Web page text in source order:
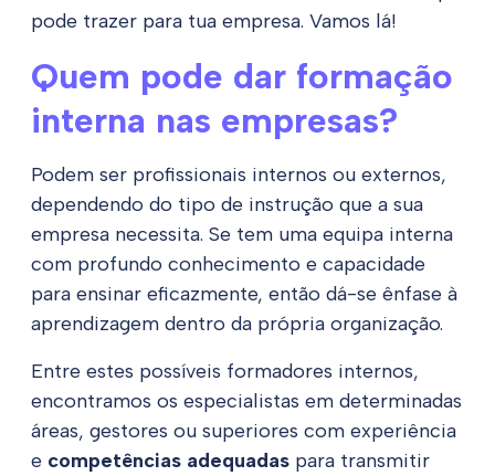
pode trazer para tua empresa. Vamos lá!
Quem pode dar formação
interna nas empresas?
Podem ser profissionais internos ou externos,
dependendo do tipo de instrução que a sua
empresa necessita. Se tem uma equipa interna
com profundo conhecimento e capacidade
para ensinar eficazmente, então dá-se ênfase à
aprendizagem dentro da própria organização.
Entre estes possíveis formadores internos,
encontramos os especialistas em determinadas
áreas, gestores ou superiores com experiência
e competências adequadas para transmitir